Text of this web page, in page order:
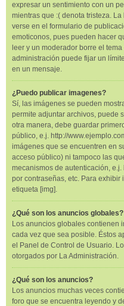
expresar un sentimiento con un
mientras que :( denota tristeza.
verse en el formulario de
emoticonos, pues pueden hacer
leer y un moderador borre el
administración puede fijar un
en un mensaje.
¿Puedo publicar imagenes?
Sí, las imágenes se pueden
permite adjuntar archivos, puede
otra manera, debe guardar
público, e.j. http://
imágenes que se encuentren en
acceso público) ni tampoco las
mecanismos de autenticación,
por contraseñas, etc. Para
etiqueta [img].
¿Qué son los anuncios globales?
Los anuncios globales contienen
cada vez que sea posible. Éstos
el Panel de Control de Usuario.
otorgados por La Administración.
¿Qué son los anuncios?
Los anuncios muchas veces
foro que se encuentra leyendo y